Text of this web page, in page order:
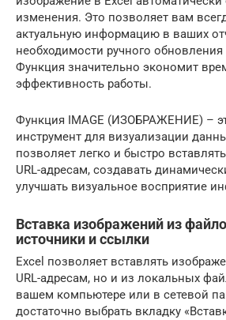
изменения. Это позволяет вам
актуальную информацию в ваших
необходимости ручного
Функция значительно экономит
эффективность работы.
Функция IMAGE (ИЗОБРАЖЕНИЕ) –
инструмент для визуализации
позволяет легко и быстро
URL-адресам, создавать
улучшать визуальное восприятие
Вставка изображений из
источники и ссылки
Excel позволяет вставлять
URL-адресам, но и из локальных
вашем компьютере или в сетевой
достаточно выбрать вкладку